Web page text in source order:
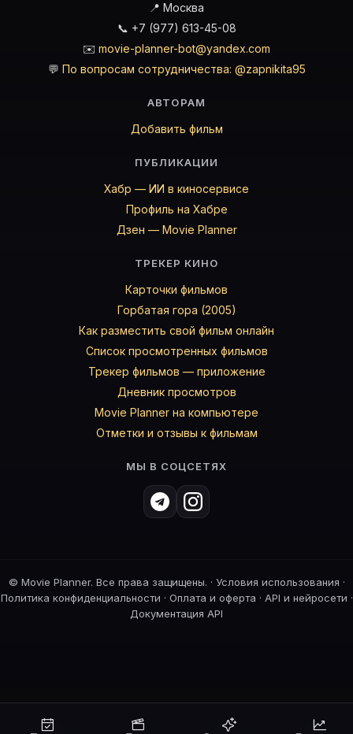
📍 Москва
📞 +7 (977) 613-45-08
✉️ movie-planner-bot@yandex.com
💬 По вопросам сотрудничества: @zapnikita95
АВТОРАМ
Добавить фильм
ПУБЛИКАЦИИ
Хабр — ИИ в киносервисе
Профиль на Хабре
Дзен — Movie Planner
ТРЕКЕР КИНО
Карточки фильмов
Горбатая гора (2005)
Как разместить свой фильм онлайн
Список просмотренных фильмов
Трекер фильмов — приложение
Дневник просмотров
Movie Planner на компьютере
Отметки и отзывы к фильмам
МЫ В СОЦСЕТЯХ
© Movie Planner. Все права защищены. · Условия использования ·
Политика конфиденциальности · Оплата и оферта · API и нейросети ·
Документация API